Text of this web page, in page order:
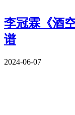
李冠霖《酒
谱
2024-06-07